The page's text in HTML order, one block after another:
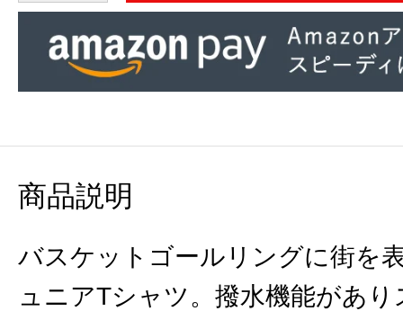
商品説明
バスケットゴールリングに街を
ュニアTシャツ。撥水機能があ